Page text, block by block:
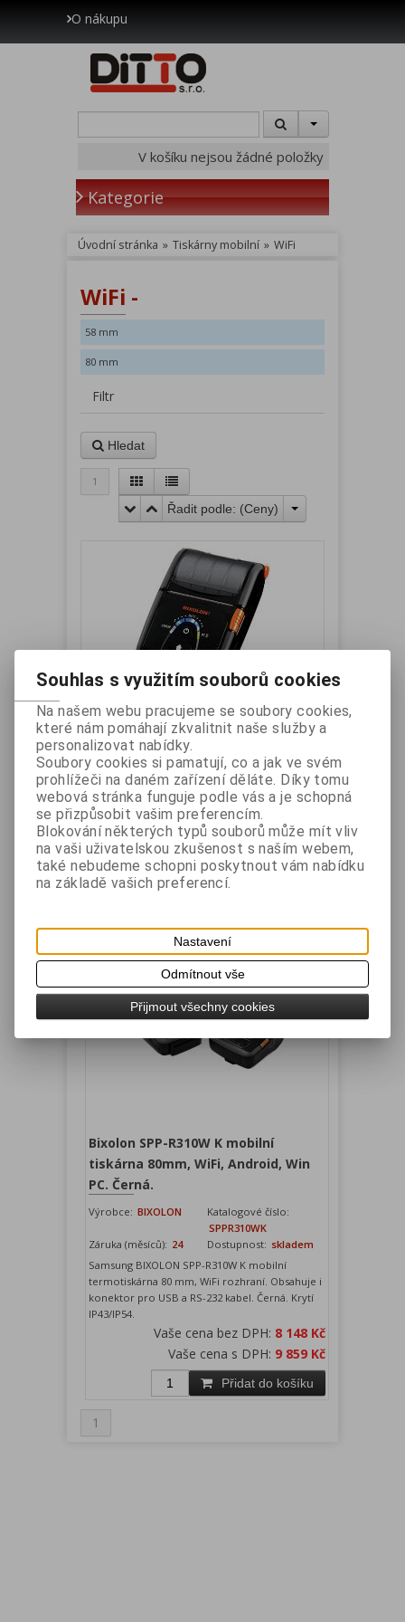
O nákupu
V košíku nejsou žádné položky
Kategorie
Úvodní stránka » Tiskárny mobilní » WiFi
WiFi -
58 mm
80 mm
Filtr
Hledat
1
Řadit podle: (Ceny)
BIXOLON SPP-R200IIIplusWK - WiFi
mobilní termotiskárna 58mm, WiFi
,USB,RS-232, černá
Výrobce: BIXOLON
Katalogové číslo:
SPPR200IIILWK
Záruka (měsíců):24 Dostupnost:
Samsung BIXOLON SPP-R200IIIplus mobilní
termotiskárna 58 mm WiFi, konektor pro USB a
RS-232 kabel, černá
Přidat do košíku
Bixolon SPP-R310W K mobilní
tiskárna 80mm, WiFi, Android, Win
PC. Černá.
Výrobce: BIXOLON
Katalogové číslo:
SPPR310WK
Záruka (měsíců): 24 Dostupnost: skladem
Samsung BIXOLON SPP-R310W K mobilní
termotiskárna 80 mm, WiFi rozhraní. Obsahuje i
konektor pro USB a RS-232 kabel. Černá. Krytí
IP43/IP54.
Vaše cena bez DPH: 8 148 Kč
Vaše cena s DPH: 9 859 Kč
Přidat do košíku
1
Souhlas s využitím souborů cookies
Na našem webu pracujeme se soubory cookies,
které nám pomáhají zkvalitnit naše služby a
personalizovat nabídky.
Soubory cookies si pamatují, co a jak ve svém
prohlížeči na daném zařízení děláte. Díky tomu
webová stránka funguje podle vás a je schopná
se přizpůsobit vašim preferencím.
Blokování některých typů souborů může mít vliv
na vaši uživatelskou zkušenost s naším webem,
také nebudeme schopni poskytnout vám nabídku
na základě vašich preferencí.
Nastavení
Odmítnout vše
Přijmout všechny cookies